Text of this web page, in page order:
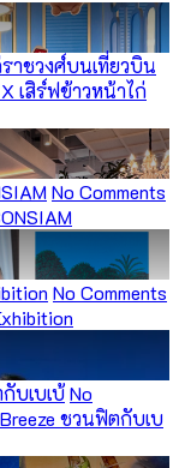
ราชวงศ์บนเที่ยวบิน
เสิร์ฟข้าวหน้าไก่
No Comments
No Comments
บเบเบ้No
ชวนฟิตกับเบ